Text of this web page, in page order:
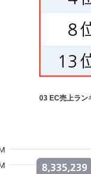
03 EC売上ラン